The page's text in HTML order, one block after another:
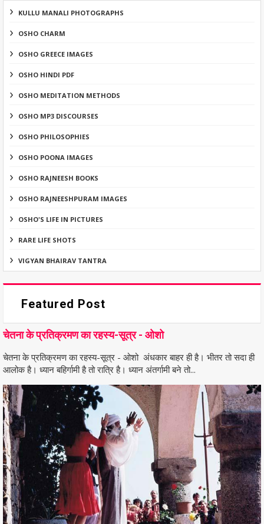
KULLU MANALI PHOTOGRAPHS
OSHO CHARM
OSHO GREECE IMAGES
OSHO HINDI PDF
OSHO MEDITATION METHODS
OSHO MP3 DISCOURSES
OSHO PHILOSOPHIES
OSHO POONA IMAGES
OSHO RAJNEESH BOOKS
OSHO RAJNEESHPURAM IMAGES
OSHO'S LIFE IN PICTURES
RARE LIFE SHOTS
VIGYAN BHAIRAV TANTRA
Featured Post
चेतना के प्रतिक्रमण का रहस्य-सूत्र - ओशो
चेतना के प्रतिक्रमण का रहस्य-सूत्र - ओशो अंधकार बाहर ही है। भीतर तो सदा ही
आलोक है। ध्यान बहिर्गामी है तो रात्रि है। ध्यान अंतर्गामी बने तो...